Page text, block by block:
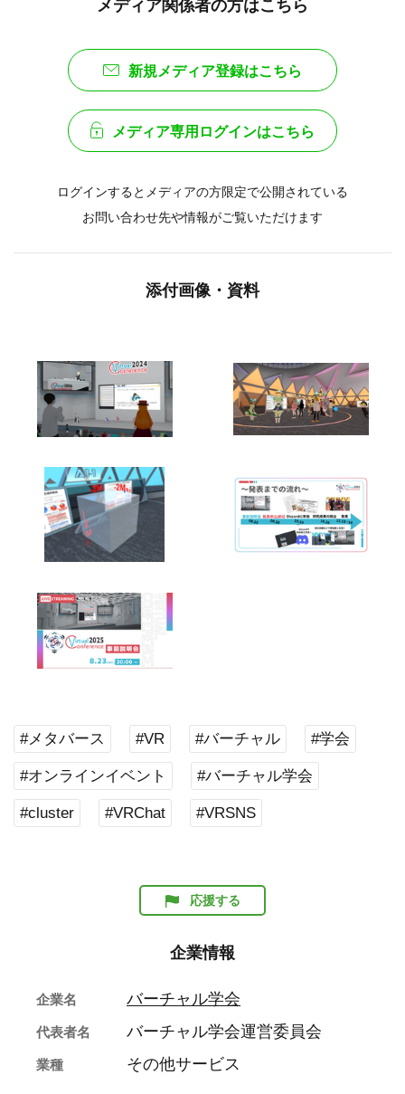
メディア関係者の方はこちら
新規メディア登録はこちら
メディア専用ログインはこちら
ログインするとメディアの方限定で公開されている
お問い合わせ先や情報がご覧いただけます
添付画像・資料
#メタバース #VR #バーチャル #学会
#オンラインイベント #バーチャル学会
#cluster #VRChat #VRSNS
応援する
企業情報
企業名 バーチャル学会
代表者名 バーチャル学会運営委員会
業種 その他サービス